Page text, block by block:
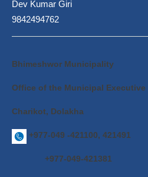
Dev Kumar Giri
9842494762
Bhimeshwor Municipality
Office of the Municipal Executive
Charikot, Dolakha
+977-049 -421100, 421491
+977-049-421381